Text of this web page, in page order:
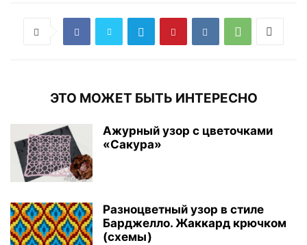
ЭТО МОЖЕТ БЫТЬ ИНТЕРЕСНО
Ажурный узор с цветочками
«Сакура»
Разноцветный узор в стиле
Барджелло. Жаккард крючком
(схемы)